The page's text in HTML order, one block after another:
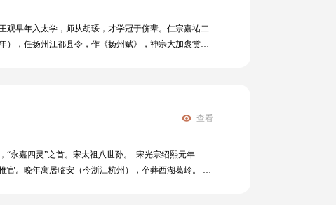
观早年入太学，师从胡瑗，才学冠于侪辈。仁宗嘉祐二
），任扬州江都县令，作《扬州赋》，神宗大加褒赏。
查看
“永嘉四灵”之首。宋太祖八世孙。 宋光宗绍熙元年
官。晚年寓居临安（今浙江杭州），卒葬西湖葛岭。